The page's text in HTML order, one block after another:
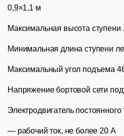
0,9×1,1 м
Максимальная высота
Минимальная длина ступени
Максимальный угол подъема
Напряжение бортовой сети
Электродвигатель
— рабочий ток, не более 20 А